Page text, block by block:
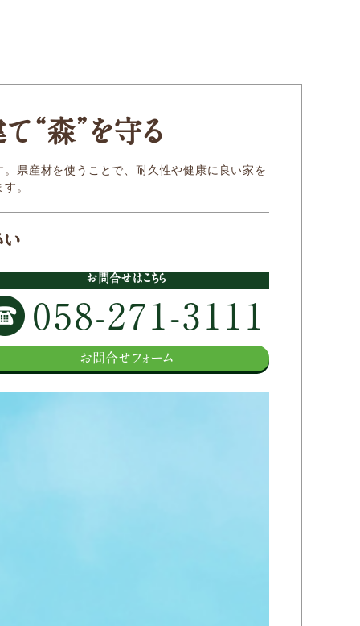
て“森” を守る
県産材を使うことで、耐久性や健康に良い家を
。
い
お問合せはこちら
058-271-3111
お問合せフォーム